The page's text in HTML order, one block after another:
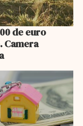
de euro